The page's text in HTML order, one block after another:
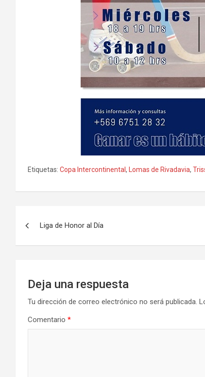
Etiquetas: Copa Intercontinental , Lomas de Rivadavia,
Liga de Honor al Día
Deja una respuesta
Tu dirección de correo electrónico no será publicada.
Comentario *